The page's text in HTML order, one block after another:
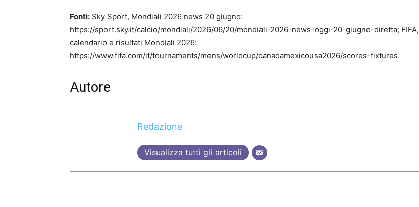
Fonti: Sky Sport, Mondiali 2026 news 20 giugno:
https://sport.sky.it/calcio/mondiali/2026/06/20/mondiali-2026-news-oggi-20-giugno-diretta; FIFA,
calendario e risultati Mondiali 2026:
https://www.fifa.com/it/tournaments/mens/worldcup/canadamexicousa2026/scores-fixtures.
Autore
Redazione
Visualizza tutti gli articoli